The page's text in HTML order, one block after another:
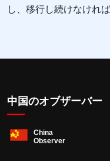
し、移行し続けなけれ
中国のオブザーバー